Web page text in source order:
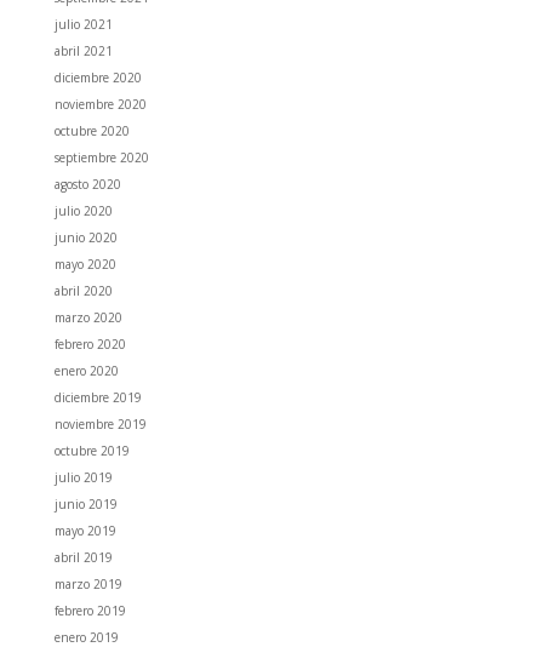
julio 2021
abril 2021
diciembre 2020
noviembre 2020
octubre 2020
septiembre 2020
agosto 2020
julio 2020
junio 2020
mayo 2020
abril 2020
marzo 2020
febrero 2020
enero 2020
diciembre 2019
noviembre 2019
octubre 2019
julio 2019
junio 2019
mayo 2019
abril 2019
marzo 2019
febrero 2019
enero 2019